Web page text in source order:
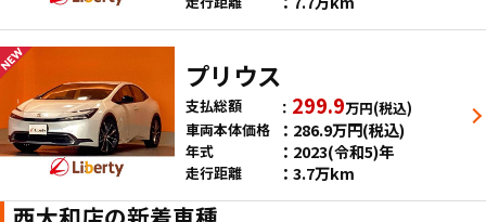
プリウス
支払総額 299.9万円(税込)
車両本体価格
286.9万円(税込)
年式 2023(令和5)年
走行距離 3.7万km